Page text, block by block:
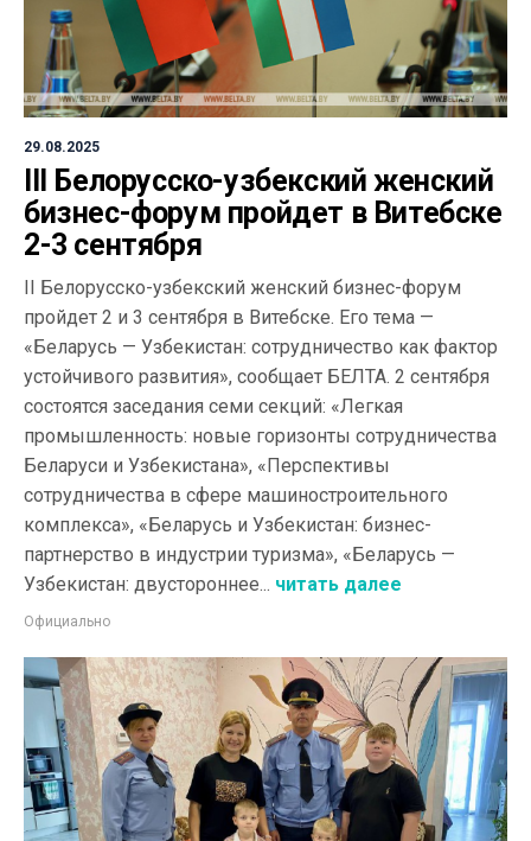
29.08.2025
III Белорусско-узбекский женский
бизнес-форум пройдет в Витебске
2-3 сентября
II Белорусско-узбекский женский бизнес-форум
пройдет 2 и 3 сентября в Витебске. Его тема —
«Беларусь — Узбекистан: сотрудничество как фактор
устойчивого развития», сообщает БЕЛТА. 2 сентября
состоятся заседания семи секций: «Легкая
промышленность: новые горизонты сотрудничества
Беларуси и Узбекистана», «Перспективы
сотрудничества в сфере машиностроительного
комплекса», «Беларусь и Узбекистан: бизнес-
партнерство в индустрии туризма», «Беларусь —
Узбекистан: двустороннее... читать далее
Официально